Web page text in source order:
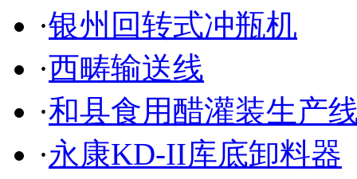
·银州回转式冲瓶机
·西畴输送线
·和县食用醋灌装生产
·永康KD-II库底卸料器